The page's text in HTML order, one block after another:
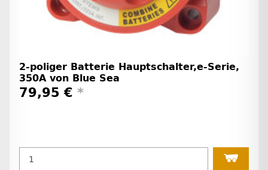
2-poliger Batterie Hauptschalter,e-Serie,
350A von Blue Sea
79,95 € *